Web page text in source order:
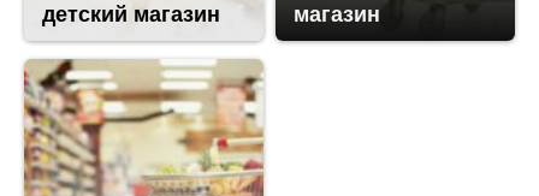
детский магазин
магазин